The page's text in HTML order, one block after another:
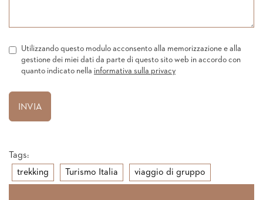
Utilizzando questo modulo acconsento alla memorizzazione e alla
gestione dei miei dati da parte di questo sito web in accordo con
quanto indicato nella informativa sulla privacy
Tags:
trekking
Turismo Italia viaggio di gruppo